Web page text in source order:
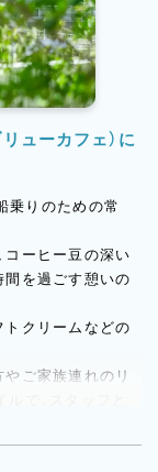
ューカフェ）に
乗りのための常
コーヒー豆の深い
間を過ごす憩いの
トクリームなどの
ご家族連れのリ
で、スタッフと
やサービスづくり